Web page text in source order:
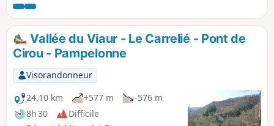
villages hors du temps. Agréable l'été à
cause des nombreux passages ombragés,
cette boucle est recommandée au printemps
ou en automne à cause des couleurs dont se
pare la nature pendant ces saisons. Des
parties goudronnées sur des petites routes
peu fréquentées qui n'enlèvent rien au
charme et au calme de l'ensemble.
Vallée du Viaur - Le Carrelié - Pont de
Cirou - Pampelonne
Visorandonneur
24,10 km
+577 m
-576 m
8h 30
Difficile